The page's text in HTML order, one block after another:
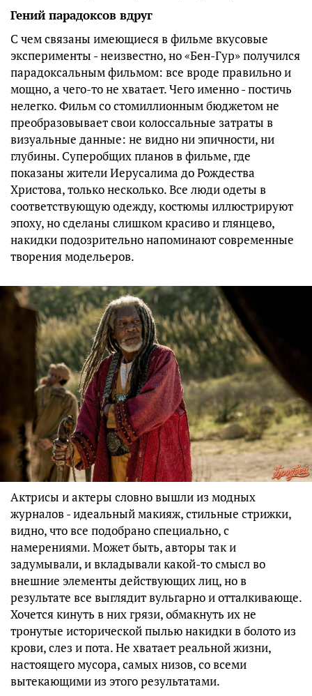
Гений парадоксов вдруг
С чем связаны имеющиеся в фильме вкусовые
эксперименты - неизвестно, но «Бен-Гур» получился
парадоксальным фильмом: все вроде правильно и
мощно, а чего-то не хватает. Чего именно - постичь
нелегко. Фильм со стомиллионным бюджетом не
преобразовывает свои колоссальные затраты в
визуальные данные: не видно ни эпичности, ни
глубины. Суперобщих планов в фильме, где
показаны жители Иерусалима до Рождества
Христова, только несколько. Все люди одеты в
соответствующую одежду, костюмы иллюстрируют
эпоху, но сделаны слишком красиво и глянцево,
накидки подозрительно напоминают современные
творения модельеров.
Актрисы и актеры словно вышли из модных
журналов - идеальный макияж, стильные стрижки,
видно, что все подобрано специально, с
намерениями. Может быть, авторы так и
задумывали, и вкладывали какой-то смысл во
внешние элементы действующих лиц, но в
результате все выглядит вульгарно и отталкивающе.
Хочется кинуть в них грязи, обмакнуть их не
тронутые исторической пылью накидки в болото из
крови, слез и пота. Не хватает реальной жизни,
настоящего мусора, самых низов, со всеми
вытекающими из этого результатами.